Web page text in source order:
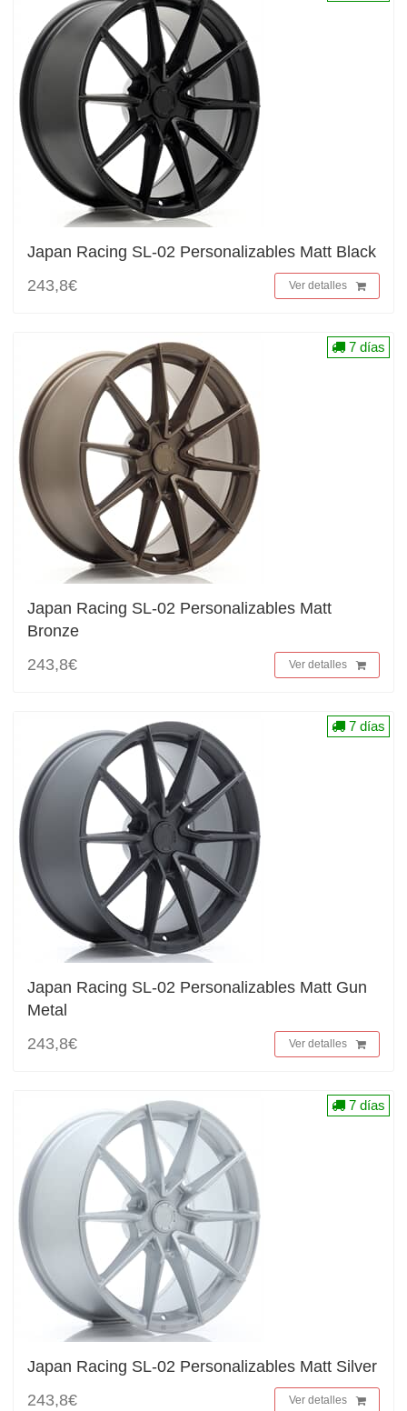
Japan Racing SL-02 Personalizables Matt Black
243,8€
Ver detalles
Japan Racing SL-02 Personalizables Matt
Bronze
243,8€
Ver detalles
7 días
Japan Racing SL-02 Personalizables Matt Gun
Metal
243,8€
Ver detalles
7 días
Japan Racing SL-02 Personalizables Matt Silver
243,8€
Ver detalles
7 días